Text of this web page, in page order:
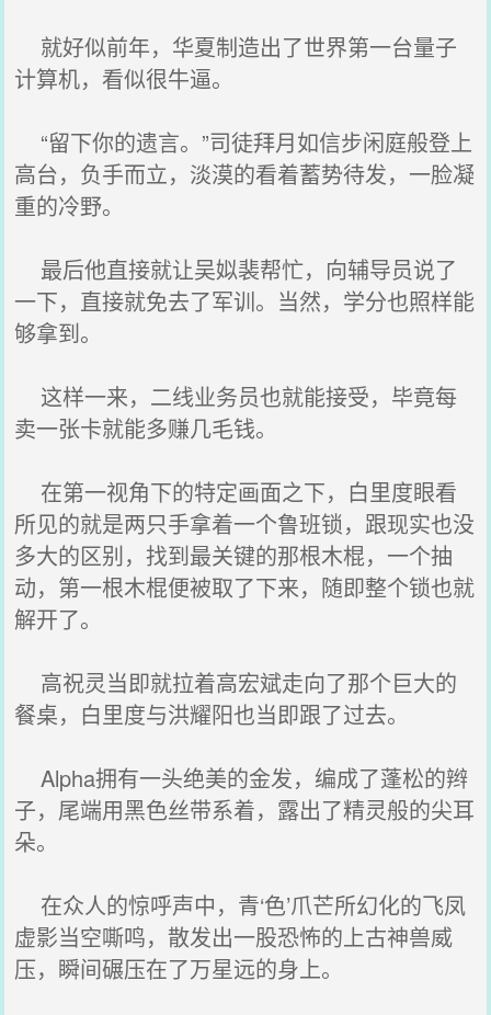
就好似前年，华夏制造出了世界第一台量子
计算机，看似很牛逼。
“留下你的遗言。”司徒拜月如信步闲庭般登上
高台，负手而立，淡漠的看着蓄势待发，一脸凝
重的冷野。
最后他直接就让吴姒裴帮忙，向辅导员说了
一下，直接就免去了军训。当然，学分也照样能
够拿到。
这样一来，二线业务员也就能接受，毕竟每
卖一张卡就能多赚几毛钱。
在第一视角下的特定画面之下，白里度眼看
所见的就是两只手拿着一个鲁班锁，跟现实也没
多大的区别，找到最关键的那根木棍，一个抽
动，第一根木棍便被取了下来，随即整个锁也就
解开了。
高祝灵当即就拉着高宏斌走向了那个巨大的
餐桌，白里度与洪耀阳也当即跟了过去。
Alpha拥有一头绝美的金发，编成了蓬松的辫
子，尾端用黑色丝带系着，露出了精灵般的尖耳
朵。
在众人的惊呼声中，青‘色’爪芒所幻化的飞凤
虚影当空嘶鸣，散发出一股恐怖的上古神兽威
压，瞬间碾压在了万星远的身上。